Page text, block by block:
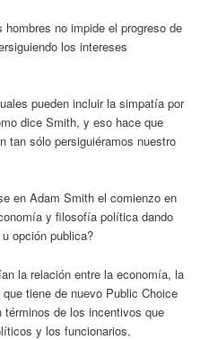
no impide el progreso de
los intereses
pueden incluir la simpatía por
dice Smith, y eso hace que
tan sólo persiguiéramos nuestro
en Adam Smith el comienzo en
y filosofía política dando
opción publica?
la relación entre la economía, la
tiene de nuevo Public Choice
de los incentivos que
y los funcionarios.